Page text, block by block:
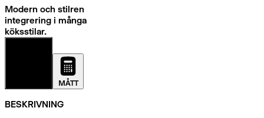
Modern och stilren
integrering i många
köksstilar.
MÅTT
BESKRIVNING